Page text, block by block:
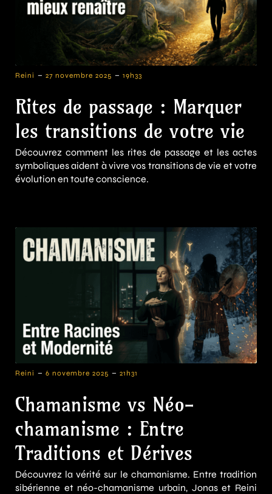
Reini - 27 novembre 2025 - 19h33
Rites de passage : Marquer
les transitions de votre vie
Découvrez comment les rites de passage et les actes
symboliques aident à vivre vos transitions de vie et votre
évolution en toute conscience.
Reini - 6 novembre 2025 - 21h31
Chamanisme vs Néo-
chamanisme : Entre
Traditions et Dérives
Découvrez la vérité sur le chamanisme. Entre tradition
sibérienne et néo-chamanisme urbain, Jonas et Reini